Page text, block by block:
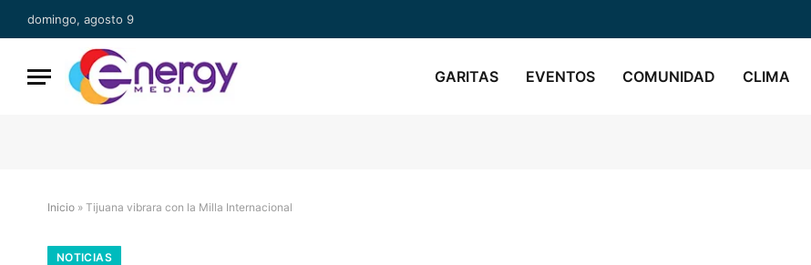
domingo, agosto 9
GARITAS EVENTOS COMUNIDAD CLIMA
Inicio » Tijuana vibrara con la Milla Internacional
NOTICIAS